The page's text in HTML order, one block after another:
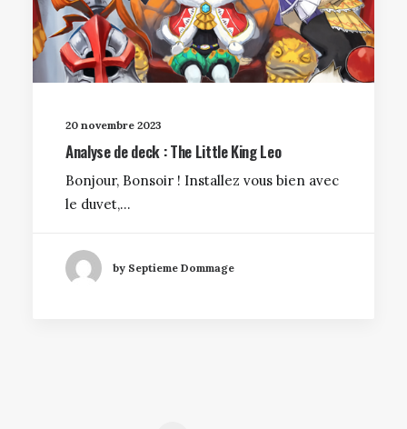
20 novembre 2023
Analyse de deck : The Little King Leo
Bonjour, Bonsoir ! Installez vous bien avec
le duvet,…
by Septieme Dommage